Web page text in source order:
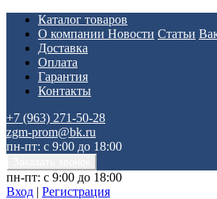
Каталог товаров
О компании Новости Статьи
Доставка
Оплата
Гарантия
Контакты
+7 (963) 271-50-28
zgm-prom@bk.ru
пн-пт: с 9:00 до 18:00
пн-пт: с 9:00 до 18:00
Вход | Регистрация